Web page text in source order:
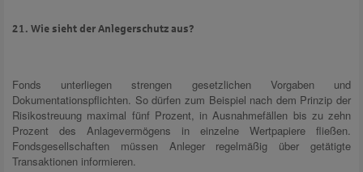
21. Wie sieht der Anlegerschutz aus?
Fonds unterliegen strengen gesetzlichen Vorgaben und
Dokumentationspflichten. So dürfen zum Beispiel nach dem Prinzip der
Risikostreuung maximal fünf Prozent, in Ausnahmefällen bis zu zehn
Prozent des Anlagevermögens in einzelne Wertpapiere fließen.
Fondsgesellschaften müssen Anleger regelmäßig über getätigte
Transaktionen informieren.